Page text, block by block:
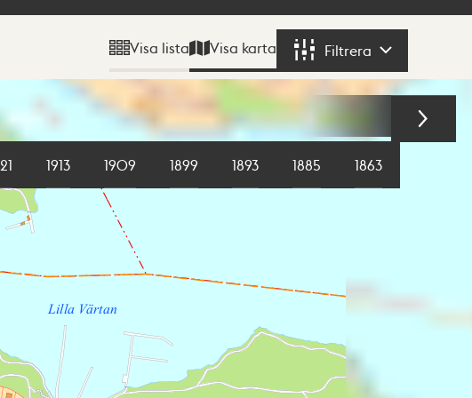
Visa lista Visa karta Filtrera
1913 1909 1899 1893 1885 1863